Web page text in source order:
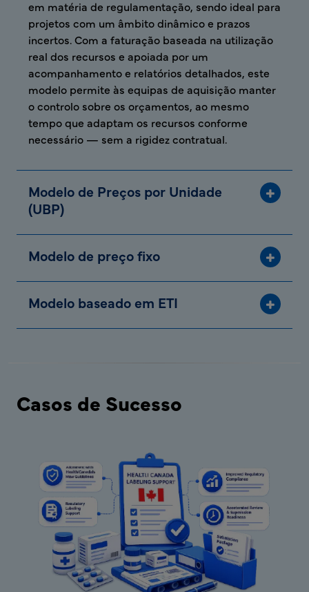
em matéria de regulamentação, sendo ideal para
projetos com um âmbito dinâmico e prazos
incertos. Com a faturação baseada na utilização
real dos recursos e apoiada por um
acompanhamento e relatórios detalhados, este
modelo permite às equipas de aquisição manter
o controlo sobre os orçamentos, ao mesmo
tempo que adaptam os recursos conforme
necessário — sem a rigidez contratual.
Modelo de Preços por Unidade
(UBP)
Modelo de preço fixo
Modelo baseado em ETI
Casos de Sucesso